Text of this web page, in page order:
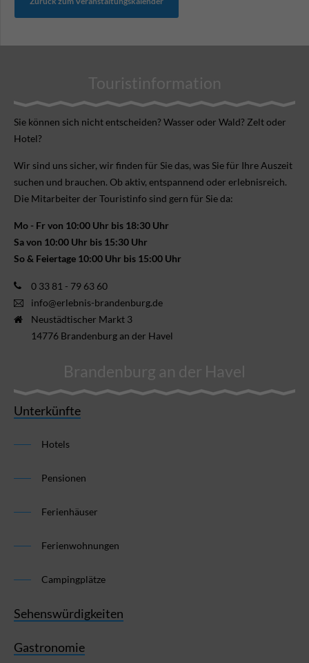
Touristinformation
Sie können sich nicht ent­scheiden? Wasser oder Wald? Zelt oder
Hotel?
Wir sind uns sicher, wir finden für Sie das, was Sie für Ihre Aus­zeit
suchen und brauchen. Ob aktiv, ent­spannend oder erlebnis­reich.
Die Mitarbeiter der Touristinfo sind gern für Sie da:
Mo - Fr von 10:00 Uhr bis 18:30 Uhr
Sa von 10:00 Uhr bis 15:30 Uhr
So & Feiertage 10:00 Uhr bis 15:00 Uhr
0 33 81 - 79 63 60
info@erlebnis-brandenburg.de
Neustädtischer Markt 3
14776 Brandenburg an der Havel
Brandenburg an der Havel
Unterkünfte
Hotels
Pensionen
Ferienhäuser
Ferienwohnungen
Campingplätze
Sehenswürdigkeiten
Gastronomie